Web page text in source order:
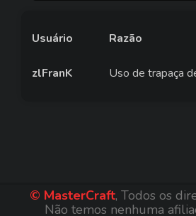
Usuário Razão
zlFranK Uso de trapaça
© MasterCraft, Todos os
Não temos nenhuma